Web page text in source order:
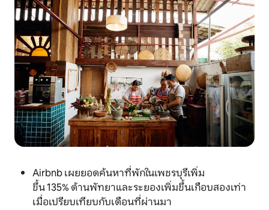
Airbnb เผยยอดค้นหาที่พักในเพชรบุรีเพิ่ม
ขึ้น 135% ด้านพัทยาและระยองเพิ่มขึ้นเกือบสองเท่า
เมื่อเปรียบเทียบกับเดือนที่ผ่านมา